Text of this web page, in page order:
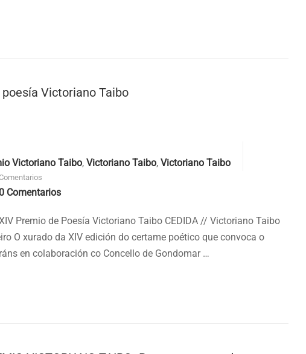
Victoriano Taibo
Victoriano Taibo, Victoriano Taibo, Victoriano Taibo
0 Comentarios
Premio de Poesía Victoriano Taibo CEDIDA // Victoriano Taibo
O xurado da XIV edición do certame poético que convoca o
en colaboración co Concello de Gondomar …